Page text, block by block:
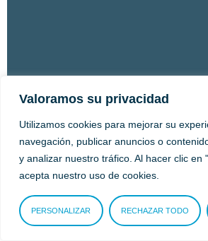
Valoramos su privacidad
Utilizamos cookies para mejorar su
navegación, publicar anuncios o
y analizar nuestro tráfico. Al hacer clic en
acepta nuestro uso de cookies.
PERSONALIZAR RECHAZAR TODO